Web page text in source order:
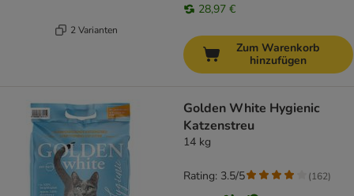
2 Varianten
28,97 €
Zum Warenkorb
hinzufügen
Golden White Hygienic
Katzenstreu
14 kg
Rating: 3.5/5 (162)